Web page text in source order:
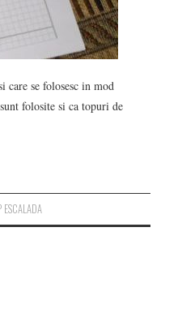
care se folosesc in mod
folosite si ca topuri de
ESCALADA